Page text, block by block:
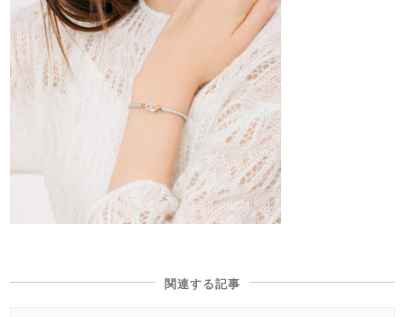
関連する記事